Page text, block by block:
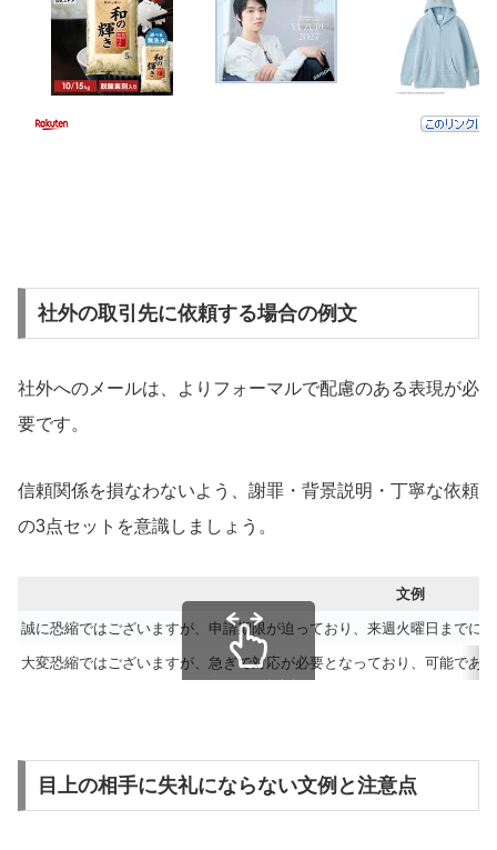
社外の取引先に依頼する場合の例文
社外へのメールは、よりフォーマルで配慮のある表現が必
要です。
信頼関係を損なわないよう、謝罪・背景説明・丁寧な依頼
の3点セットを意識しましょう。
文例
誠に恐縮ではございますが、申請期限が迫っており、来週火曜日までに
大変恐縮ではございますが、急ぎで対応が必要となっており、可能であ
スクロールできます
目上の相手に失礼にならない文例と注意点